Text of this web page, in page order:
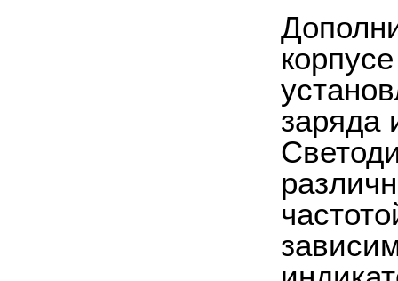
заряда